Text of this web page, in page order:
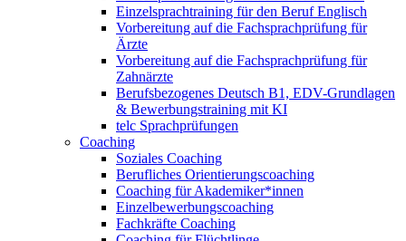
Einzelsprachtraining für den Beruf Englisch
Vorbereitung auf die Fachsprachprüfung für
Ärzte
Vorbereitung auf die Fachsprachprüfung für
Zahnärzte
Berufsbezogenes Deutsch B1, EDV-Grundlagen
& Bewerbungstraining mit KI
telc Sprachprüfungen
Coaching
Soziales Coaching
Berufliches Orientierungscoaching
Coaching für Akademiker*innen
Einzelbewerbungscoaching
Fachkräfte Coaching